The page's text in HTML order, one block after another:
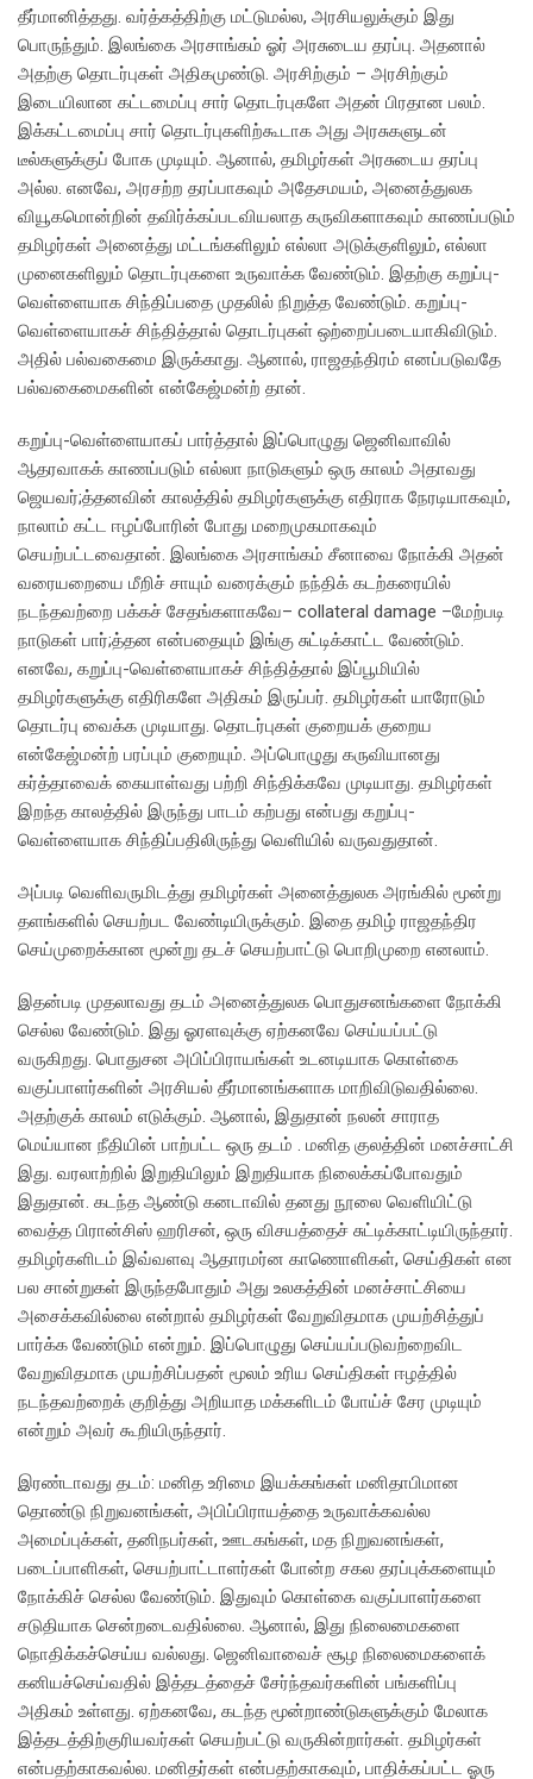
தீர்மானித்தது. வர்த்கத்திற்கு மட்டுமல்ல, அரசியலுக்கும் இது
பொருந்தும். இலங்கை அரசாங்கம் ஓர் அரசுடைய தரப்பு. அதனால்
அதற்கு தொடர்புகள் அதிகமுண்டு. அரசிற்கும் – அரசிற்கும்
இடையிலான கட்டமைப்பு சார் தொடர்புகளே அதன் பிரதான பலம்.
இக்கட்டமைப்பு சார் தொடர்புகளிற்கூடாக அது அரசுகளுடன்
டீல்களுக்குப் போக முடியும். ஆனால், தமிழர்கள் அரசுடைய தரப்பு
அல்ல. எனவே, அரசற்ற தரப்பாகவும் அதேசமயம், அனைத்துலக
வியூகமொன்றின் தவிர்க்கப்படவியலாத கருவிகளாகவும் காணப்படும்
தமிழர்கள் அனைத்து மட்டங்களிலும் எல்லா அடுக்குளிலும், எல்லா
முனைகளிலும் தொடர்புகளை உருவாக்க வேண்டும். இதற்கு கறுப்பு-
வெள்ளையாக சிந்திப்பதை முதலில் நிறுத்த வேண்டும். கறுப்பு-
வெள்ளையாகச் சிந்தித்தால் தொடர்புகள் ஒற்றைப்படையாகிவிடும்.
அதில் பல்வகைமை இருக்காது. ஆனால், ராஜதந்திரம் எனப்படுவதே
பல்வகைமைகளின் என்கேஜ்மன்ற் தான்.
கறுப்பு-வெள்ளையாகப் பார்த்தால் இப்பொழுது ஜெனிவாவில்
ஆதரவாகக் காணப்படும் எல்லா நாடுகளும் ஒரு காலம் அதாவது
ஜெயவர்;த்தனவின் காலத்தில் தமிழர்களுக்கு எதிராக நேரடியாகவும்,
நாலாம் கட்ட ஈழப்போரின் போது மறைமுகமாகவும்
செயற்பட்டவைதான். இலங்கை அரசாங்கம் சீனாவை நோக்கி அதன்
வரையறையை மீறிச் சாயும் வரைக்கும் நந்திக் கடற்கரையில்
நடந்தவற்றை பக்கச் சேதங்களாகவே– collateral damage –மேற்படி
நாடுகள் பார்;த்தன என்பதையும் இங்கு சுட்டிக்காட்ட வேண்டும்.
எனவே, கறுப்பு-வெள்ளையாகச் சிந்தித்தால் இப்பூமியில்
தமிழர்களுக்கு எதிரிகளே அதிகம் இருப்பர். தமிழர்கள் யாரோடும்
தொடர்பு வைக்க முடியாது. தொடர்புகள் குறையக் குறைய
என்கேஜ்மன்ற் பரப்பும் குறையும். அப்பொழுது கருவியானது
கர்த்தாவைக் கையாள்வது பற்றி சிந்திக்கவே முடியாது. தமிழர்கள்
இறந்த காலத்தில் இருந்து பாடம் கற்பது என்பது கறுப்பு-
வெள்ளையாக சிந்திப்பதிலிருந்து வெளியில் வருவதுதான்.
அப்படி வெளிவருமிடத்து தமிழர்கள் அனைத்துலக அரங்கில் மூன்று
தளங்களில் செயற்பட வேண்டியிருக்கும். இதை தமிழ் ராஜதந்திர
செய்முறைக்கான மூன்று தடச் செயற்பாட்டு பொறிமுறை எனலாம்.
இதன்படி முதலாவது தடம் அனைத்துலக பொதுசனங்களை நோக்கி
செல்ல வேண்டும். இது ஓரளவுக்கு ஏற்கனவே செய்யப்பட்டு
வருகிறது. பொதுசன அபிப்பிராயங்கள் உடனடியாக கொள்கை
வகுப்பாளர்களின் அரசியல் தீர்மானங்களாக மாறிவிடுவதில்லை.
அதற்குக் காலம் எடுக்கும். ஆனால், இதுதான் நலன் சாராத
மெய்யான நீதியின் பாற்பட்ட ஒரு தடம் . மனித குலத்தின் மனச்சாட்சி
இது. வரலாற்றில் இறுதியிலும் இறுதியாக நிலைக்கப்போவதும்
இதுதான். கடந்த ஆண்டு கனடாவில் தனது நூலை வெளியிட்டு
வைத்த பிரான்சிஸ் ஹரிசன், ஒரு விசயத்தைச் சுட்டிக்காட்டியிருந்தார்.
தமிழர்களிடம் இவ்வளவு ஆதாரமர்ன காணொளிகள், செய்திகள் என
பல சான்றுகள் இருந்தபோதும் அது உலகத்தின் மனச்சாட்சியை
அசைக்கவில்லை என்றால் தமிழர்கள் வேறுவிதமாக முயற்சித்துப்
பார்க்க வேண்டும் என்றும். இப்பொழுது செய்யப்படுவற்றைவிட
வேறுவிதமாக முயற்சிப்பதன் மூலம் உரிய செய்திகள் ஈழத்தில்
நடந்தவற்றைக் குறித்து அறியாத மக்களிடம் போய்ச் சேர முடியும்
என்றும் அவர் கூறியிருந்தார்.
இரண்டாவது தடம்: மனித உரிமை இயக்கங்கள் மனிதாபிமான
தொண்டு நிறுவனங்கள், அபிப்பிராயத்தை உருவாக்கவல்ல
அமைப்புக்கள், தனிநபர்கள், ஊடகங்கள், மத நிறுவனங்கள்,
படைப்பாளிகள், செயற்பாட்டாளர்கள் போன்ற சகல தரப்புக்களையும்
நோக்கிச் செல்ல வேண்டும். இதுவும் கொள்கை வகுப்பாளர்களை
சடுதியாக சென்றடைவதில்லை. ஆனால், இது நிலைமைகளை
நொதிக்கச்செய்ய வல்லது. ஜெனிவாவைச் சூழ நிலைமைகளைக்
கனியச்செய்வதில் இத்தடத்தைச் சேர்ந்தவர்களின் பங்களிப்பு
அதிகம் உள்ளது. ஏற்கனவே, கடந்த மூன்றாண்டுகளுக்கும் மேலாக
இத்தடத்திற்குரியவர்கள் செயற்பட்டு வருகின்றார்கள். தமிழர்கள்
என்பதற்காகவல்ல. மனிதர்கள் என்பதற்காகவும், பாதிக்கப்பட்ட ஓரு